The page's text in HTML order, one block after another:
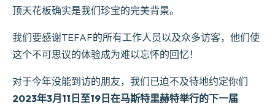
顶天花板确实是我们珍宝的完美背景。
我们要感谢TEFAF的所有工作人员以及众多访客，他们使
这个不可思议的体验成为难以忘怀的回忆！
对于今年没能到访的朋友，我们已迫不及待地约定你们
2023年3月11日至19日在马斯特里赫特举行的下一届